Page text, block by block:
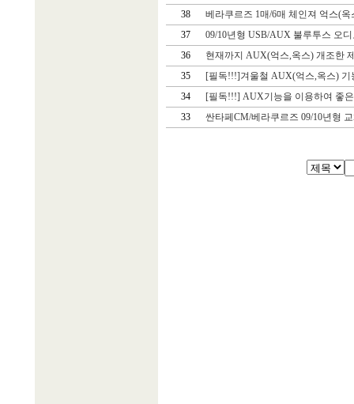
38
베라쿠르즈 1매/6매 체인져 억스(
37
09/10년형 USB/AUX 불루투스 오
36
현재까지 AUX(억스,옥스) 개조한
35
[필독!!!]겨울철 AUX(억스,옥스) 기
34
[필독!!!] AUX기능을 이용하여 좋
33
싼타페CM/베라쿠르즈 09/10년형